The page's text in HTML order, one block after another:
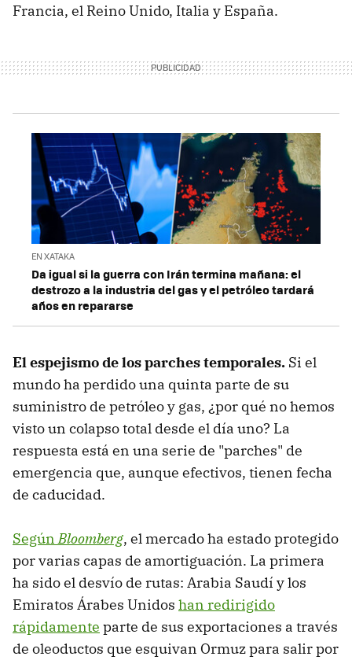
Francia, el Reino Unido, Italia y España.
EN XATAKA
Da igual si la guerra con Irán termina mañana: el
destrozo a la industria del gas y el petróleo tardará
años en repararse
El espejismo de los parches temporales. Si el
mundo ha perdido una quinta parte de su
suministro de petróleo y gas, ¿por qué no hemos
visto un colapso total desde el día uno? La
respuesta está en una serie de "parches" de
emergencia que, aunque efectivos, tienen fecha
de caducidad.
SegúnBloomberg, el mercado ha estado protegido
por varias capas de amortiguación. La primera
ha sido el desvío de rutas: Arabia Saudí y los
Emiratos Árabes Unidos han redirigido
rápidamente parte de sus exportaciones a través
de oleoductos que esquivan Ormuz para salir por